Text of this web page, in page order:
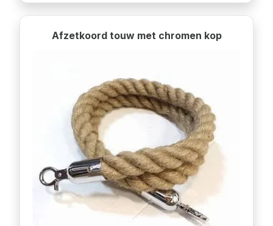
Afzetkoord touw met chromen kop